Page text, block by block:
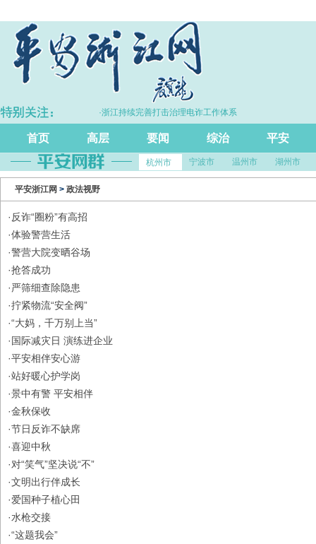
·浙江持续完善打击治理电诈工作体系
首页 高层 要闻 综治 平安
杭州市 宁波市 温州市 湖州市
平安浙江网 > 政法视野
· 反诈“圈粉”有高招
·体验警营生活
·警营大院变晒谷场
·抢答成功
·严筛细查除隐患
·拧紧物流“安全阀”
·“大妈，千万别上当”
· 国际减灾日 演练进企业
·平安相伴安心游
·站好暖心护学岗
·景中有警 平安相伴
·金秋保收
·节日反诈不缺席
·喜迎中秋
·对“笑气”坚决说“不”
·文明出行伴成长
·爱国种子植心田
·水枪交接
·“这题我会”